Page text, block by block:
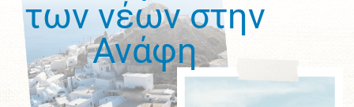
των νέων στην
Ανάφη